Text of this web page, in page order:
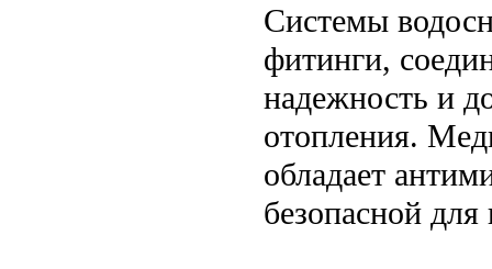
Системы
фитинги,
надежность и
отопления.
обладает
безопасной